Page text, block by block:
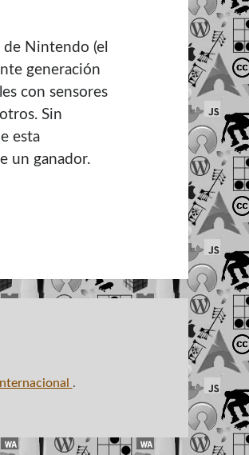
Nintendo (el
generación
con sensores
Sin
esta
un ganador.
.